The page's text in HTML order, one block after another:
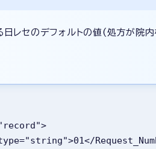
日レセのデフォルトの値(処方が院
type="string">01</